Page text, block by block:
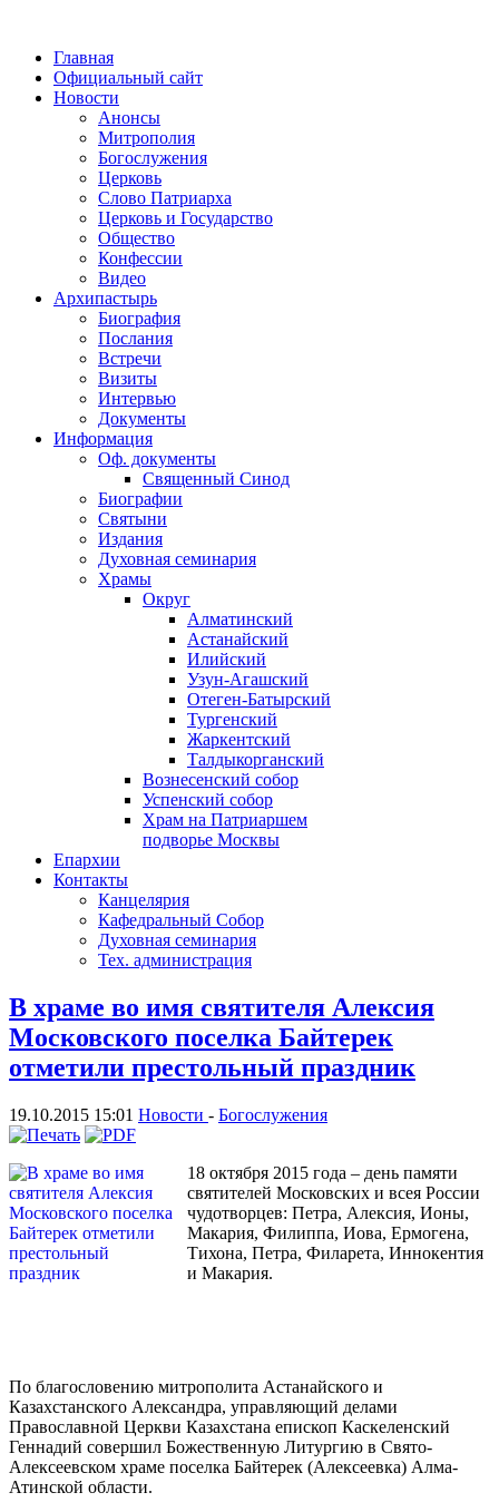
Главная
Официальный сайт
Новости
Анонсы
Митрополия
Богослужения
Церковь
Слово Патриарха
Церковь и Государство
Общество
Конфессии
Видео
Архипастырь
Биография
Послания
Встречи
Визиты
Интервью
Документы
Информация
Оф. документы
Священный Синод
Биографии
Святыни
Издания
Духовная семинария
Храмы
Округ
Алматинский
Астанайский
Илийский
Узун-Агашский
Отеген-Батырский
Тургенский
Жаркентский
Талдыкорганский
Вознесенский собор
Успенский собор
Храм на Патриаршем
подворье Москвы
Епархии
Контакты
Канцелярия
Кафедральный Собор
Духовная семинария
Тех. администрация
В храме во имя святителя Алексия
Московского поселка Байтерек
отметили престольный праздник
19.10.2015 15:01 Новости - Богослужения
18 октября 2015 года – день памяти
святителей Московских и всея России
чудотворцев: Петра, Алексия, Ионы,
Макария, Филиппа, Иова, Ермогена,
Тихона, Петра, Филарета, Иннокентия
и Макария.
По благословению митрополита Астанайского и
Казахстанского Александра, управляющий делами
Православной Церкви Казахстана епископ Каскеленский
Геннадий совершил Божественную Литургию в Свято-
Алексеевском храме поселка Байтерек (Алексеевка) Алма-
Атинской области.